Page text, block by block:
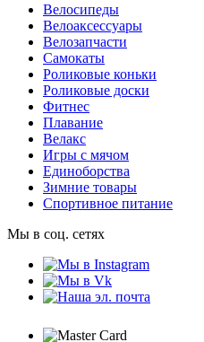
Велосипеды
Велоаксессуары
Велозапчасти
Самокаты
Роликовые коньки
Роликовые доски
Фитнес
Плавание
Велакс
Игры с мячом
Единоборства
Зимние товары
Спортивное питание
Мы в соц. сетях